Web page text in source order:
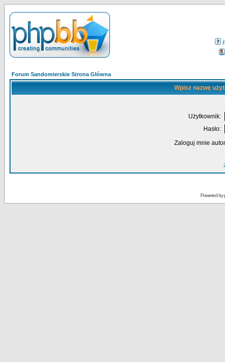
Forum Sandomierskie Strona Główna
Wpisz nazwę
Użytkownik:
Hasło:
Zaloguj mnie
Powered by